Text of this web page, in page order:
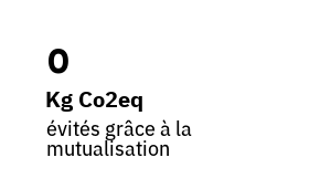
0
Kg Co2eq
évités grâce à la
mutualisation